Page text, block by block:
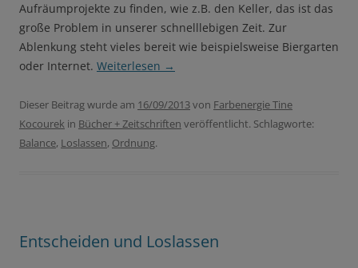
Aufräumprojekte zu finden, wie z.B. den Keller, das ist das
große Problem in unserer schnelllebigen Zeit. Zur
Ablenkung steht vieles bereit wie beispielsweise Biergarten
oder Internet. Weiterlesen →
Dieser Beitrag wurde am 16/09/2013von Farbenergie Tine
Kocourek in Bücher + Zeitschriften veröffentlicht. Schlagworte:
Balance, Loslassen, Ordnung.
Entscheiden und Loslassen